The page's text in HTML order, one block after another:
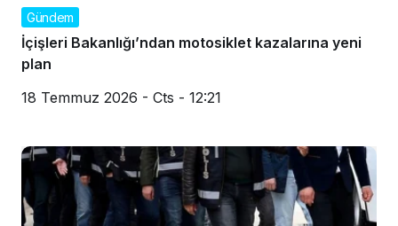
Gündem
İçişleri Bakanlığı’ndan motosiklet kazalarına yeni
plan
18 Temmuz 2026 - Cts - 12:21